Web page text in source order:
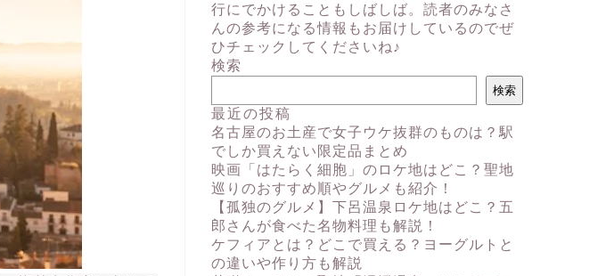
行にでかけることもしばしば。読者のみなさ
んの参考になる情報もお届けしているのでぜ
ひチェックしてくださいね♪
検索
検索
最近の投稿
名古屋のお土産で女子ウケ抜群のものは？駅
でしか買えない限定品まとめ
映画「はたらく細胞」のロケ地はどこ？聖地
巡りのおすすめ順やグルメも紹介！
【孤独のグルメ】下呂温泉ロケ地はどこ？五
郎さんが食べた名物料理も解説！
ケフィアとは？どこで買える？ヨーグルトと
の違いや作り方も解説